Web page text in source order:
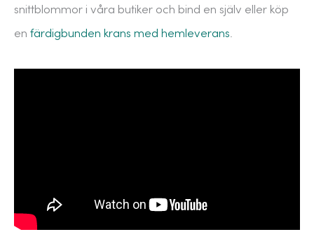
snittblommor i våra butiker och bind en själv eller köp
en färdigbunden krans med hemleverans.